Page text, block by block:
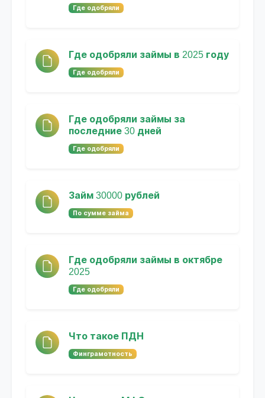
Где одобряли
Где одобряли займы в 2025 году
Где одобряли
Где одобряли займы за
последние 30 дней
Где одобряли
Займ 30000 рублей
По сумме займа
Где одобряли займы в октябре
2025
Где одобряли
Что такое ПДН
Финграмотность